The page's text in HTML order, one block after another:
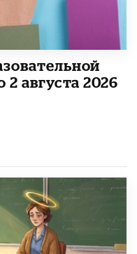
августа 2026